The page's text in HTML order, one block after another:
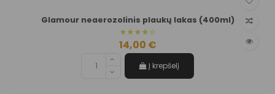
Glamour neaerozolinis plaukų lakas (400ml)
14,00 €
Į krepšelį